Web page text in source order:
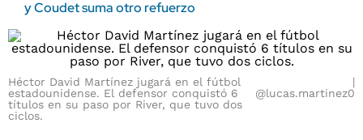
y Coudet suma otro refuerzo
Héctor David Martínez jugará en el fútbol
estadounidense. El defensor conquistó 6
títulos en su paso por River, que tuvo dos
ciclos.
@lucas.martinez0